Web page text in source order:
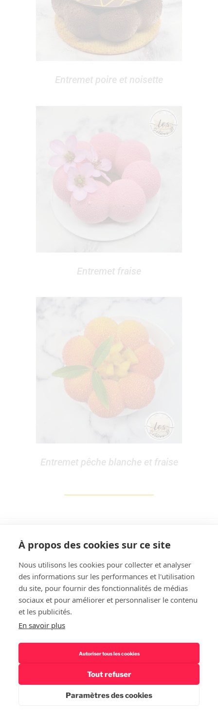
Entremet poire et noisette
Entremet fraise
Entremet pêche blanche et fraise
Rechercher
Politique de confidentialité – Mentions légales
Fièrement
propulsé par WordPress
À propos des cookies sur ce site
Nous utilisons les cookies pour collecter et analyser
des informations sur les performances et l'utilisation
du site, pour fournir des fonctionnalités de médias
sociaux et pour améliorer et personnaliser le contenu
et les publicités.
En savoir plus
Autoriser tous les cookies
Tout refuser
Paramètres des cookies